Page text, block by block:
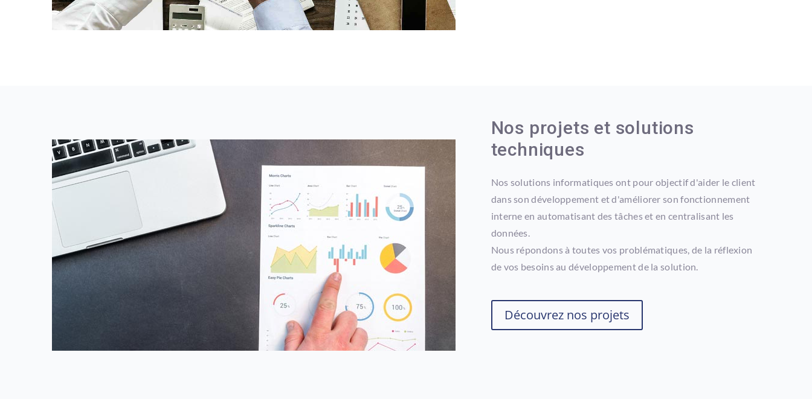
Nos projets et solutions
techniques
Nos solutions informatiques ont pour objectif d'aider le client
dans son développement et d'améliorer son fonctionnement
interne en automatisant des tâches et en centralisant les
données.
Nous répondons à toutes vos problématiques, de la réflexion
de vos besoins au développement de la solution.
Découvrez nos projets